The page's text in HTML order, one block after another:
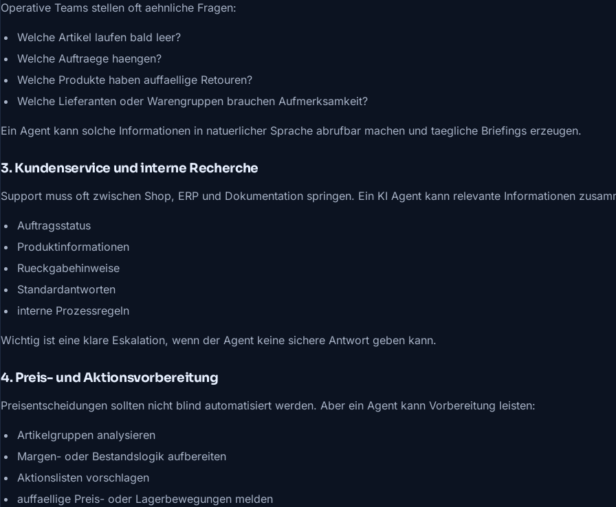
Operative Teams stellen oft aehnliche Fragen:
Welche Artikel laufen bald leer?
Welche Auftraege haengen?
Welche Produkte haben auffaellige Retouren?
Welche Lieferanten oder Warengruppen brauchen Aufmerksamkeit?
Ein Agent kann solche Informationen in natuerlicher Sprache abrufbar machen und taegliche Briefings erzeugen.
3. Kundenservice und interne Recherche
Support muss oft zwischen Shop, ERP und Dokumentation springen. Ein KI Agent kann relevante Informationen
Auftragsstatus
Produktinformationen
Rueckgabehinweise
Standardantworten
interne Prozessregeln
Wichtig ist eine klare Eskalation, wenn der Agent keine sichere Antwort geben kann.
4. Preis- und Aktionsvorbereitung
Preisentscheidungen sollten nicht blind automatisiert werden. Aber ein Agent kann Vorbereitung leisten:
Artikelgruppen analysieren
Margen- oder Bestandslogik aufbereiten
Aktionslisten vorschlagen
auffaellige Preis- oder Lagerbewegungen melden